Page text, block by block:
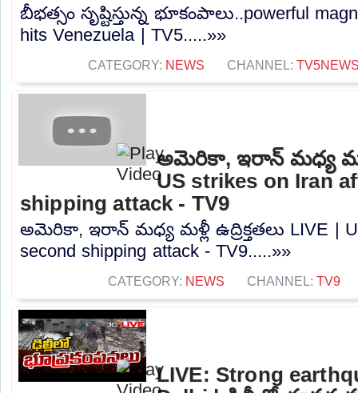
బీభత్సం సృష్టిస్తున్న భూకంపాలు..powerful
hits Venezuela | TV5.....»»
CATEGORY: NEWS CHANNEL:
అమెరికా, ఇరాన్ మధ్య మళ్లీ
US strikes on Iran
shipping attack - TV9
అమెరికా, ఇరాన్ మధ్య మళ్లీ ఉద్రిక్తతలు LIVE |
second shipping attack - TV9.....»»
CATEGORY: NEWS CHANNEL: TV9
LIVE: Strong